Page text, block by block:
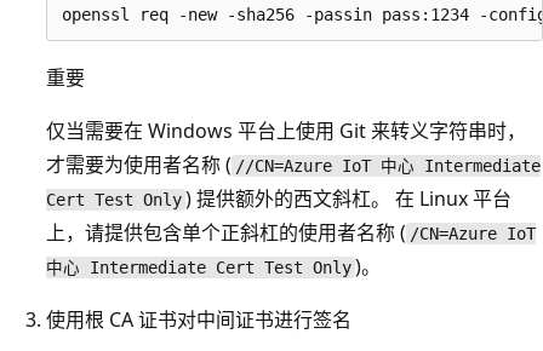
重要
仅当需要在 Windows 平台上使用 Git 来转义字符串时，
才需要为使用者名称 ( //CN=Azure IoT 中心 Intermediate
Cert Test Only) 提供额外的西文斜杠。 在 Linux 平台
上，请提供包含单个正斜杠的使用者名称 ( /CN=Azure IoT
中心 Intermediate Cert Test Only)。
使用根 CA 证书对中间证书进行签名